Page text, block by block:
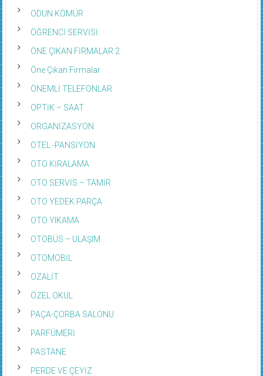
ODUN KÖMÜR
ÖĞRENCİ SERVİSİ
ÖNE ÇIKAN FİRMALAR 2
Öne Çıkan Firmalar
ÖNEMLİ TELEFONLAR
OPTİK – SAAT
ORGANİZASYON
OTEL -PANSİYON
OTO KİRALAMA
OTO SERVİS – TAMİR
OTO YEDEK PARÇA
OTO YIKAMA
OTOBÜS – ULAŞIM
OTOMOBİL
OZALİT
ÖZEL OKUL
PAÇA-ÇORBA SALONU
PARFÜMERİ
PASTANE
PERDE VE ÇEYİZ